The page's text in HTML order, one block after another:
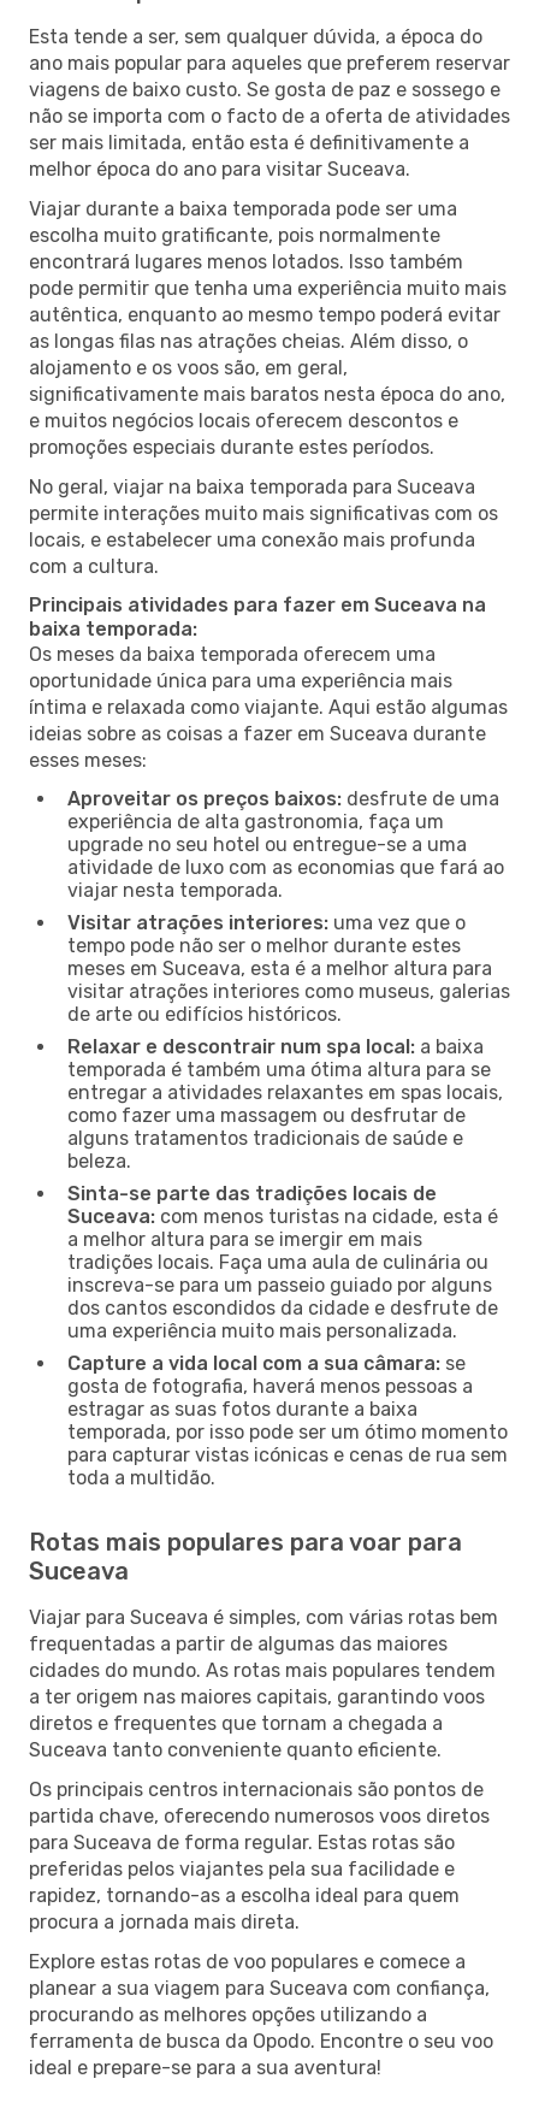
Esta tende a ser, sem qualquer dúvida, a época do
ano mais popular para aqueles que preferem reservar
viagens de baixo custo. Se gosta de paz e sossego e
não se importa com o facto de a oferta de atividades
ser mais limitada, então esta é definitivamente a
melhor época do ano para visitar Suceava.
Viajar durante a baixa temporada pode ser uma
escolha muito gratificante, pois normalmente
encontrará lugares menos lotados. Isso também
pode permitir que tenha uma experiência muito mais
autêntica, enquanto ao mesmo tempo poderá evitar
as longas filas nas atrações cheias. Além disso, o
alojamento e os voos são, em geral,
significativamente mais baratos nesta época do ano,
e muitos negócios locais oferecem descontos e
promoções especiais durante estes períodos.
No geral, viajar na baixa temporada para Suceava
permite interações muito mais significativas com os
locais, e estabelecer uma conexão mais profunda
com a cultura.
Principais atividades para fazer em Suceava na
baixa temporada:
Os meses da baixa temporada oferecem uma
oportunidade única para uma experiência mais
íntima e relaxada como viajante. Aqui estão algumas
ideias sobre as coisas a fazer em Suceava durante
esses meses:
Aproveitar os preços baixos: desfrute de uma
experiência de alta gastronomia, faça um
upgrade no seu hotel ou entregue-se a uma
atividade de luxo com as economias que fará ao
viajar nesta temporada.
Visitar atrações interiores: uma vez que o
tempo pode não ser o melhor durante estes
meses em Suceava, esta é a melhor altura para
visitar atrações interiores como museus, galerias
de arte ou edifícios históricos.
Relaxar e descontrair num spa local: a baixa
temporada é também uma ótima altura para se
entregar a atividades relaxantes em spas locais,
como fazer uma massagem ou desfrutar de
alguns tratamentos tradicionais de saúde e
beleza.
Sinta-se parte das tradições locais de
Suceava: com menos turistas na cidade, esta é
a melhor altura para se imergir em mais
tradições locais. Faça uma aula de culinária ou
inscreva-se para um passeio guiado por alguns
dos cantos escondidos da cidade e desfrute de
uma experiência muito mais personalizada.
Capture a vida local com a sua câmara: se
gosta de fotografia, haverá menos pessoas a
estragar as suas fotos durante a baixa
temporada, por isso pode ser um ótimo momento
para capturar vistas icónicas e cenas de rua sem
toda a multidão.
Rotas mais populares para voar para
Suceava
Viajar para Suceava é simples, com várias rotas bem
frequentadas a partir de algumas das maiores
cidades do mundo. As rotas mais populares tendem
a ter origem nas maiores capitais, garantindo voos
diretos e frequentes que tornam a chegada a
Suceava tanto conveniente quanto eficiente.
Os principais centros internacionais são pontos de
partida chave, oferecendo numerosos voos diretos
para Suceava de forma regular. Estas rotas são
preferidas pelos viajantes pela sua facilidade e
rapidez, tornando-as a escolha ideal para quem
procura a jornada mais direta.
Explore estas rotas de voo populares e comece a
planear a sua viagem para Suceava com confiança,
procurando as melhores opções utilizando a
ferramenta de busca da Opodo. Encontre o seu voo
ideal e prepare-se para a sua aventura!